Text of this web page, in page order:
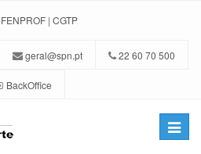
FENPROF | CGTP
geral@spn.pt 22 60 70 500
BackOffice
Toggle